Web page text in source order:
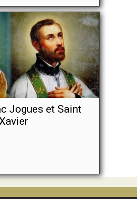
Jogues et Saint